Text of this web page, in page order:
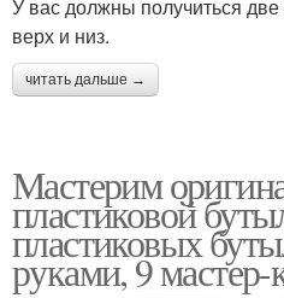
У вас должны получиться
верх и низ.
читать дальше →
Мастерим
пластиковой
пластиковых
руками, 9 мастер-